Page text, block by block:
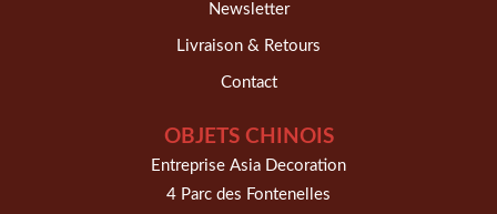
Newsletter
Livraison & Retours
Contact
OBJETS CHINOIS
Entreprise Asia Decoration
4 Parc des Fontenelles